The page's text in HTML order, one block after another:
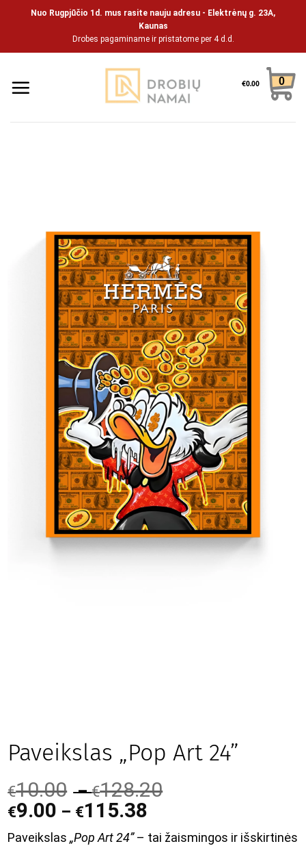
Nuo Rugpjūčio 1d. mus rasite nauju adresu - Elektrėnų g. 23A,
Kaunas
Drobes pagaminame ir pristatome per 4 d.d.
€0.00 0
Paveikslas „Pop Art 24”
€10.00 –€128.20
€9.00 – €115.38
Paveikslas„Pop Art 24”– tai žaismingos ir išskirtinės